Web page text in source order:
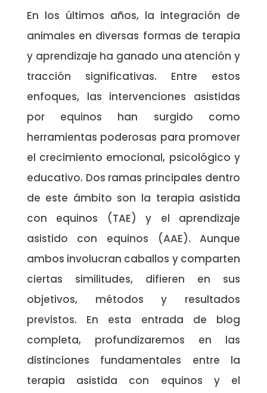
En los últimos años, la integración de
animales en diversas formas de terapia
y aprendizaje ha ganado una atención y
tracción significativas. Entre estos
enfoques, las intervenciones asistidas
por equinos han surgido como
herramientas poderosas para promover
el crecimiento emocional, psicológico y
educativo. Dos ramas principales dentro
de este ámbito son la terapia asistida
con equinos (TAE) y el aprendizaje
asistido con equinos (AAE). Aunque
ambos involucran caballos y comparten
ciertas similitudes, difieren en sus
objetivos, métodos y resultados
previstos. En esta entrada de blog
completa, profundizaremos en las
distinciones fundamentales entre la
terapia asistida con equinos y el